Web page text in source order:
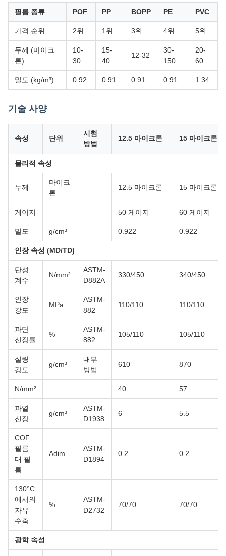
필름 종류 POF PP BOPP PE PVC
가격 순위 2위 1위 3위 4위 5위
두께 (마이크
론)
10-
30
15-
40
12-32
30-
150
20-
60
밀도 (kg/m³) 0.92 0.91 0.91 0.91 1.34
기술 사양
속성 단위
시험
방법
12.5 마이크론 15 마이크론
물리적 속성
두께
마이크
론
12.5 마이크론 15 마이크론
게이지 50 게이지 60 게이지
밀도 g/cm³ 0.922 0.922
인장 속성 (MD/TD)
탄성
계수
N/mm²
ASTM-
D882A
330/450 340/450
인장
강도
MPa
ASTM-
882
110/110 110/110
파단
신장률
%
ASTM-
882
105/110 105/110
실링
강도
g/cm³
내부
방법
610 870
N/mm² 40 57
파열
신장
g/cm³
ASTM-
D1938
6 5.5
COF
필름
대 필
름
Adim
ASTM-
D1894
0.2 0.2
130°C
에서의
자유
수축
%
ASTM-
D2732
70/70 70/70
광학 속성